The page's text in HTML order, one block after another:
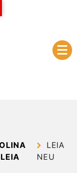
LEIA
NEU